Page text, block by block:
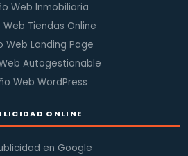
Web Inmobiliaria
Web Tiendas Online
Web Landing Page
Autogestionable
Web WordPress
ONLINE
en Google